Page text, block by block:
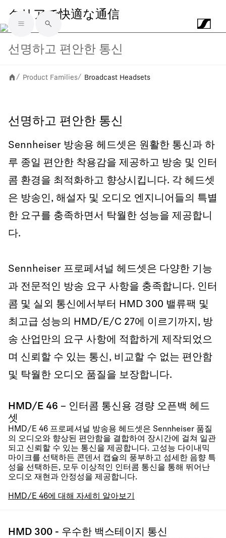
Skip to main content
クリアで快適な通信
선명하고 편안한 통신
/ Product Families/ Broadcast Headsets
선명하고 편안한 통신
Sennheiser 방송용 헤드셋은 원활한 통신과 하
루 종일 편안한 착용감을 제공하고 방송 및 인터
콤 환경을 최적화하고 향상시킵니다. 각 헤드셋
은 방송인, 해설자 및 오디오 엔지니어들의 특별
한 요구를 충족하면서 탁월한 성능을 제공합니
다.
Sennheiser 프로페셔널 헤드셋은 다양한 기능
과 전문적인 방송 요구 사항을 충족합니다. 인터
콤 및 실외 통신에서부터 HMD 300 밸류팩 및
최고급 성능의 HMD/E/C 27에 이르기까지, 방
송 산업만의 요구 사항에 적합하게 제작되었으
며 신뢰할 수 있는 통신, 비교할 수 없는 편안함
및 탁월한 오디오 품질을 보장합니다.
HMD/E 46 – 인터콤 통신용 경량 오픈백 헤드
셋
HMD/E 46 프로페셔널 방송용 헤드셋은 Sennheiser 품질
의 오디오와 향상된 편안함을 결합하여 장시간에 걸쳐 일관
되고 신뢰할 수 있는 통신을 제공합니다. 고성능 다이내믹
마이크를 선택하든 콘덴서 캡슐의 풍부하고 섬세한 음향 특
성을 선택하든, 모두 이상적인 인터콤 통신을 통해 뛰어난
오디오 재현과 안정성을 제공합니다.
HMD/E 46에 대해 자세히 알아보기
HMD 300 - 우수한 백스테이지 통신